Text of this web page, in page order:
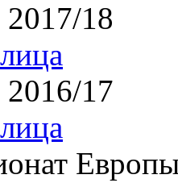
2017/18
2016/17